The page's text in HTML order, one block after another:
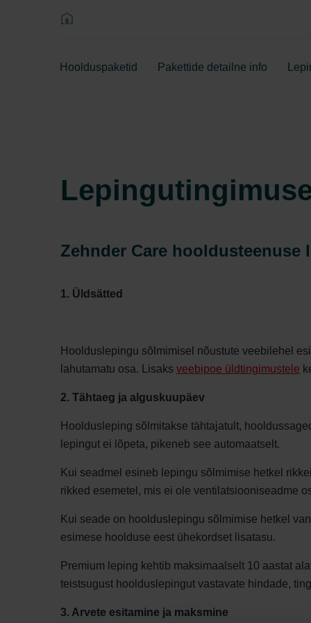
Hoolduspaketid Pakettide detailne info
Zehnder Care hooldusteenuse
1. Üldsätted
Hoolduslepingu sõlmimisel nõustute veebilehel
lahutamatu osa. Lisaks veebipoe üldtingimustele
2. Tähtaeg ja alguskuupäev
Hooldusleping sõlmitakse tähtajatult,
lepingut ei lõpeta, pikeneb see automaatselt.
Kui seadmel esineb lepingu sõlmimise hetkel
rikked esemetel, mis ei ole ventilatsiooniseadme
Kui seade on hoolduslepingu sõlmimise hetkel
esimese hoolduse eest ühekordset lisatasu.
Premium leping kehtib maksimaalselt 10 aastat
teistsugust hoolduslepingut vastavate hindade,
3. Arvete esitamine ja maksmine